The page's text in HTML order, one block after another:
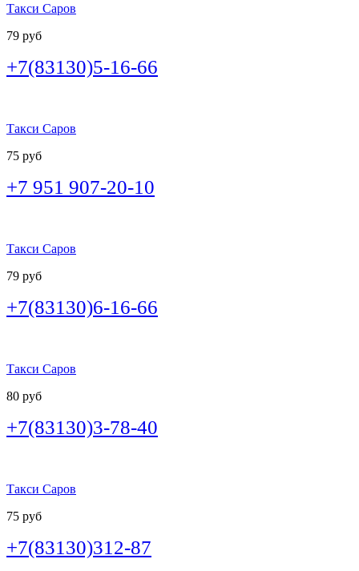
Такси Саров
79 руб
+7(83130)5-16-66
Такси Саров
75 руб
+7 951 907-20-10
Такси Саров
79 руб
+7(83130)6-16-66
Такси Саров
80 руб
+7(83130)3-78-40
Такси Саров
75 руб
+7(83130)312-87